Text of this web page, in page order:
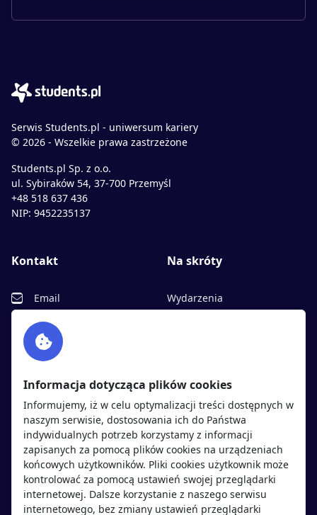
Serwis Students.pl - uniwersum kariery
© 2026 - Wszelkie prawa zastrzeżone
Students.pl Sp. z o.o.
ul. Sybiraków 54, 37-700 Przemyśl
+48 518 637 436
NIP: 9452235137
Kontakt
Email
Facebook
Twitter
Na skróty
Wydarzenia
Polityka cookies
Polityka prywatności
Kandydaci
Regulamin kandydata
Oferty pracy
Pracodawcy
Regulamin pracodawcy
Dodaj ogłoszenie
Informacja dotycząca plików cookies
Informujemy, iż w celu optymalizacji treści dostępnych w
naszym serwisie, dostosowania ich do Państwa
indywidualnych potrzeb korzystamy z informacji
zapisanych za pomocą plików cookies na urządzeniach
końcowych użytkowników. Pliki cookies użytkownik może
kontrolować za pomocą ustawień swojej przeglądarki
internetowej. Dalsze korzystanie z naszego serwisu
internetowego, bez zmiany ustawień przeglądarki